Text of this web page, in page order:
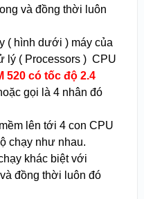
và đồng thời luôn
( hình dưới ) máy của
lý ( Processors ) CPU
520 có tốc độ 2.4
gọi là 4 nhân đó
lên tới 4 con CPU
chạy như nhau.
khác biệt với
đồng thời luôn đó